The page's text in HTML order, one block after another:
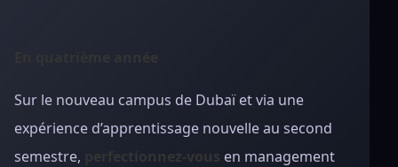
Sur le nouveau campus de Dubaï et via une
expérience d’apprentissage nouvelle au second
semestre,
perfectionnez-vous en management